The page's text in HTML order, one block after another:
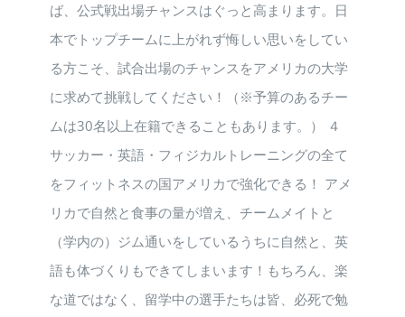
ば、公式戦出場チャンスはぐっと高まります。日
本でトップチームに上がれず悔しい思いをしてい
る方こそ、試合出場のチャンスをアメリカの大学
に求めて挑戦してください！（※予算のあるチー
ムは30名以上在籍できることもあります。） ４
サッカー・英語・フィジカルトレーニングの全て
をフィットネスの国アメリカで強化できる！ アメ
リカで自然と食事の量が増え、チームメイトと
（学内の）ジム通いをしているうちに自然と、英
語も体づくりもできてしまいます！もちろん、楽
な道ではなく、留学中の選手たちは皆、必死で勉